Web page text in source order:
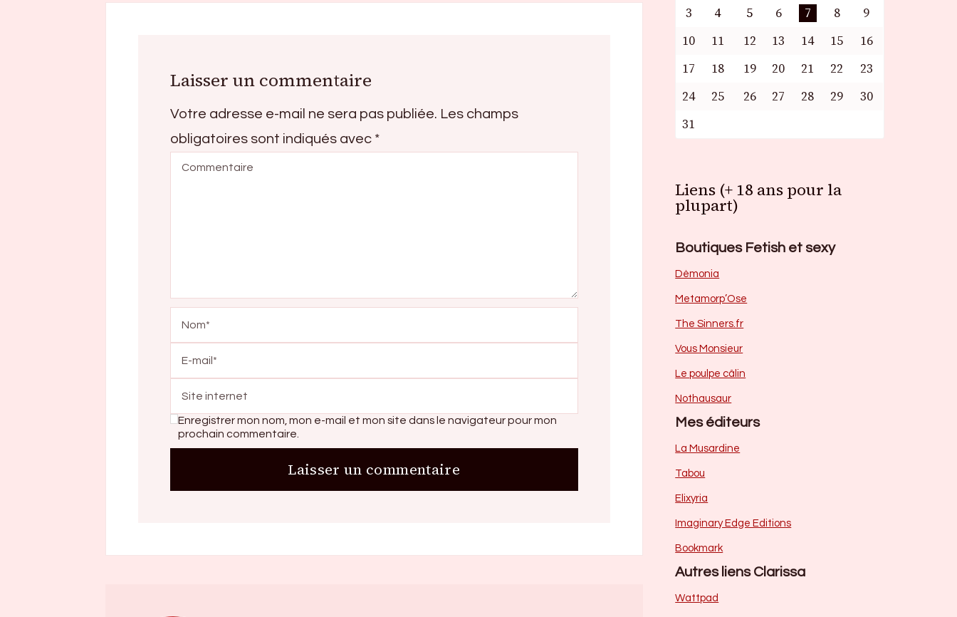
Laisser un commentaire
Votre adresse e-mail ne sera pas publiée. Les champs
obligatoires sont indiqués avec *
Enregistrer mon nom, mon e-mail et mon site dans le navigateur pour mon
prochain commentaire.
3
4 5 6 7 8
9
10
11 12 13 14 15
16
17
18 19 20 21 22
23
24
25 26 27 28 29
30
31
Liens (+ 18 ans pour la
plupart)
Boutiques Fetish et sexy
Dèmonia
Metamorp’Ose
The Sinners.fr
Vous Monsieur
Le poulpe câlin
Nothausaur
Mes éditeurs
La Musardine
Tabou
Elixyria
Imaginary Edge Editions
Bookmark
Autres liens Clarissa
Wattpad